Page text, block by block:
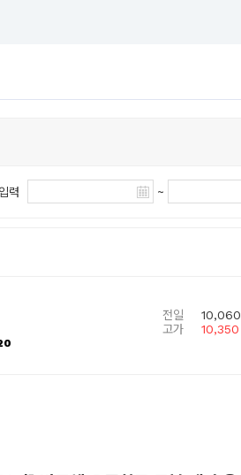
력 ~
전일
10,060
고가
10,350